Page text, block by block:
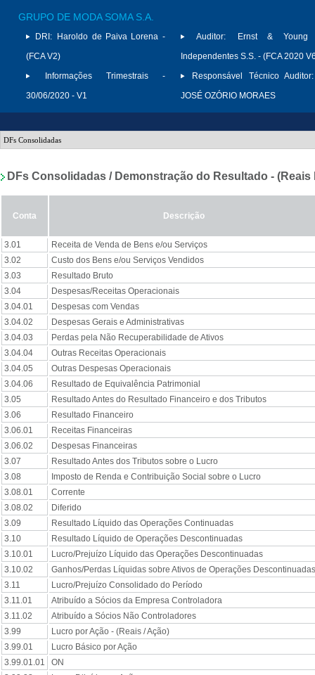
GRUPO DE MODA SOMA S.A.
DRI:
Haroldo de Paiva Lorena -
(FCA V2)
Informações Trimestrais -
30/06/2020 - V1
Auditor:
Ernst & Young
Independentes S.S. - (FCA 2020
Responsável Técnico Auditor:
JOSÉ OZÓRIO MORAES